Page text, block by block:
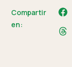
Compartir
en: